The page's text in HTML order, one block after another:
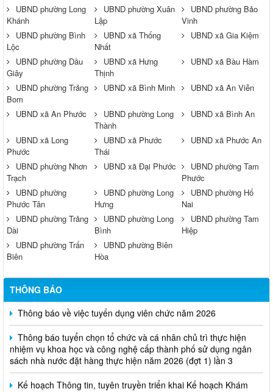
UBND phường Long
Khánh
UBND phường Xuân
Lập
UBND phường Bảo
Vinh
UBND phường Bình
Lộc
UBND xã Thống
Nhất
UBND xã Gia Kiệm
UBND phường Dầu
Giây
UBND xã Hưng
Thịnh
UBND xã Bàu Hàm
UBND phường Trảng
Bom
UBND xã Bình Minh UBND xã An Viễn
UBND xã An Phước
UBND phường Long
Thành
UBND xã Bình An
UBND xã Long
Phước
UBND xã Phước
Thái
UBND xã Phước An
UBND phường Nhơn
Trạch
UBND xã Đại Phước
UBND phường Tam
Phước
UBND phường
Phước Tân
UBND phường Long
Hưng
UBND phường Hố
Nai
UBND phường Trảng
Dài
UBND phường Long
Bình
UBND phường Tam
Hiệp
UBND phường Trấn
Biên
UBND phường Biên
Hòa
THÔNG BÁO
Thông báo về việc tuyển dụng viên chức năm 2026
Thông báo tuyển chọn tổ chức và cá nhân chủ trì thực hiện
nhiệm vụ khoa học và công nghệ cấp thành phố sử dụng ngân
sách nhà nước đặt hàng thực hiện năm 2026 (đợt 1) lần 3
Kế hoạch Thông tin, tuyên truyền triển khai Kế hoạch Khám
sức khỏe định kỳ hoặc khám sàng lọc miễn phí ít nhất mỗi năm
một lần cho người dân trên địa bàn thành phố Đồng Nai